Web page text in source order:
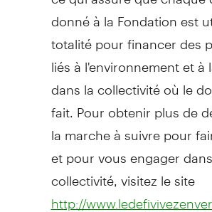
donné à la Fondation est
totalité pour financer des
liés à l'environnement et à
dans la collectivité où le
fait. Pour obtenir plus de
la marche à suivre pour
et pour vous engager
collectivité, visitez le site
http://